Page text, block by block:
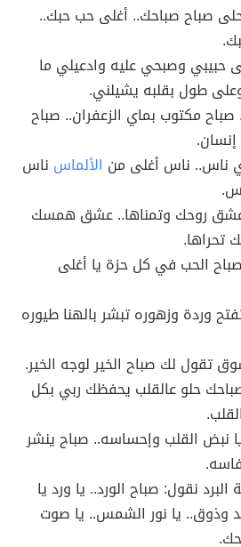
صباح صباحك.. أغلى حب حبك..
وصبحي عليه وادعيلي ما
طول بقلبه يشيلني.
صباح مكتوب بماي الزعفران.. صباح
ناس.. ناس أغلى من الألماس ناس
روحك وتمناها.. عشق همسك
الحب في كل حزة يا أغلى
وردة وزهوره تبشر بالهنا طيوره
لك صباح الخير لوجه الخير.
حلو عالقلب يحفظك ربي بكل
نبض القلب وإحساسه.. صباح ينشر
البرد نقول: صباح الورد.. يا ورد يا
وذوق.. يا نور الشمس.. يا صوت